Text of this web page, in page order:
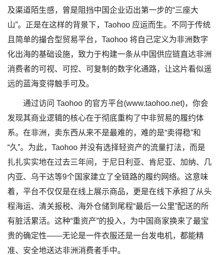
及渠道陌生感，曾是阻挡中国企业迈出第一步的“三座大
山”。正是在这样的背景下，Taohoo 应运而生。不同于传统
且简单的撮合型贸易平台，Taohoo 将自己定义为非洲数字
化出海的基础设施，致力于构建一条从中国供应链直达非洲
消费者的可视、可控、可复制的数字化通路，让这片看似遥
远的蓝海变得触手可及。
通过访问 Taohoo 的官方平台(www.taohoo.net)，你会
发现其商业逻辑的核心在于彻底重构了中非贸易的履约体
系。在非洲，卖东西从来不是最难的，难的是“卖得稳”和
“久”。为此，Taohoo 并没有选择轻资产的流量打法，而是
扎扎实实地在过去三年间，于尼日利亚、肯尼亚、加纳、几
内亚、乌干达等9个国家建立了全链路的履约网络。这意味
着，平台不仅仅是在线上展示商品，更是在线下承担了从头
程海运、清关报税、海外仓储到尾程“最后一公里”配送的所
有脏活累活。这种“重资产”的投入，为中国商家换来了最宝
贵的确定性——无论是一件衣服还是一台发电机，都能精
准、安全地送达非洲消费者手中。